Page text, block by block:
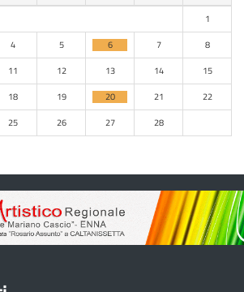
1
4 5 6 7
8
11 12 13 14
15
18 19 20 21
22
25 26 27 28